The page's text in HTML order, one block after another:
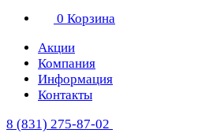
0 Корзина
Акции
Компания
Информация
Контакты
8 (831) 275-87-02